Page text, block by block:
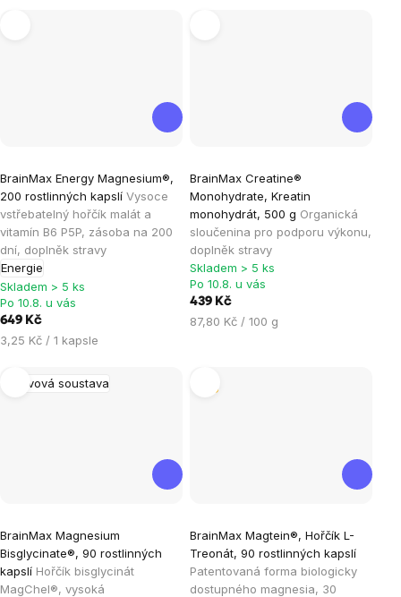
BrainMax Energy Magnesium®,
200 rostlinných kapslí Vysoce
vstřebatelný hořčík malát a
vitamín B6 P5P, zásoba na 200
dní, doplněk stravy
Energie
hodnocení
produktu
je
4,9
z
5
hvězdiček.
Skladem > 5 ks
Po 10.8. u vás
649 Kč
Měrná
3,25 Kč / 1 kapsle
BrainMax Creatine®
Monohydrate, Kreatin
monohydrát, 500 g Organická
sloučenina pro podporu výkonu,
doplněk stravy
hodnocení
produktu
je
4,9
z
5
hvězdiček.
Skladem > 5 ks
Po 10.8. u vás
439 Kč
Měrná
87,80 Kč / 100 g
Nervová soustava
BrainMax Magnesium
Bisglycinate®, 90 rostlinných
kapslí Hořčík bisglycinát
MagChel®, vysoká
hodnocení
produktu
je
BrainMax Magtein®, Hořčík L-
Treonát, 90 rostlinných kapslí
Patentovaná forma biologicky
dostupného magnesia, 30
hodnocení
produktu
je